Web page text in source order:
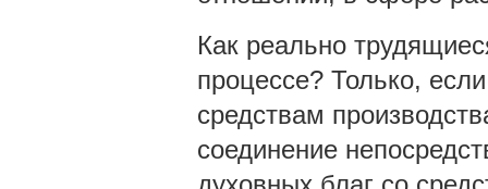
Как реально
процессе? Только,
средствам
соединение